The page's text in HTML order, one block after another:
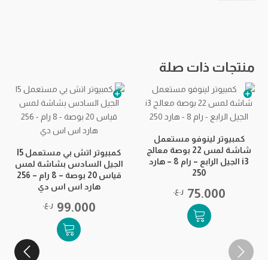
منتجات ذات صلة
كمبيوتر لينوفو مستعمل
شاشة لمس 22 بوصة معالج
i3 الجيل الرابع – رام 8 – هارد
250
75.000 ر.ع.
كمبيوتر اتش بي مستعمل I5
الجيل السادس بشاشة لمس
قياس 20 بوصة – 8 رام – 256
هارد اس اس دي
99.000 ر.ع.